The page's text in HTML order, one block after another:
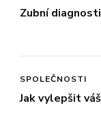
Zubní
SPOLEČNOSTI
Jak vylepšit